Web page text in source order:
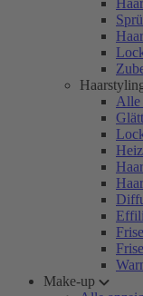
Alle
Make-up